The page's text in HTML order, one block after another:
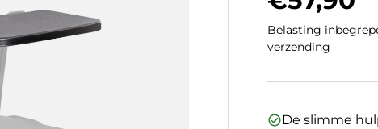
Belasting
verzending
De slimme